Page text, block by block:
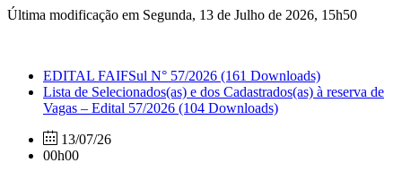
Última modificação em Segunda, 13 de Julho de 2026, 15h50
EDITAL FAIFSul N° 57/2026 (161 Downloads)
Lista de Selecionados(as) e dos Cadastrados(as) à reserva de
Vagas – Edital 57/2026 (104 Downloads)
13/07/26
00h00